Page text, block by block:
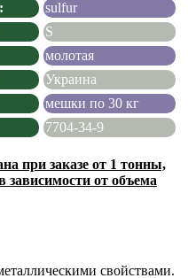
sulfur
S
молотая
Украина
мешки по 30 кг
7704-34-9
при заказе от 1 тонны,
зависимости от объема
свойствами.